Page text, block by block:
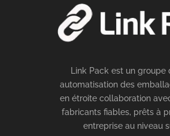
Link Pack est un groupe
automatisation des
en étroite collaboration
fabricants fiables, prêts à
entreprise au niveau